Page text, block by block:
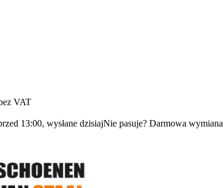
VAT
13:00, wysłane dzisiajNie pasuje? Darmowa wymiana